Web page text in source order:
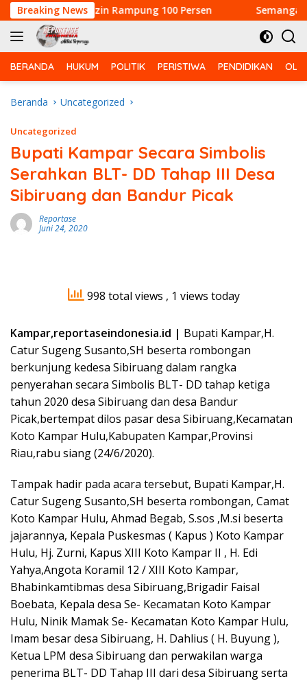
Langsung
ke
konten
Breaking News
Alfaizin Rampung 100 Persen Semangat Gotong-
BERANDA HUKUM POLITIK PERISTIWA PENDIDIKAN
Beranda Uncategorized
Uncategorized
Bupati Kampar Secara Simbolis
Serahkan BLT- DD Tahap III Desa
Sibiruang dan Bandur Picak
Reportase
Juni 24, 2020
998 total views , 1 views today
Kampar,reportaseindonesia.id | Bupati Kampar,H.
Catur Sugeng Susanto,SH beserta rombongan
berkunjung kedesa Sibiruang dalam rangka
penyerahan secara Simbolis BLT- DD tahap ketiga
tahun 2020 desa Sibiruang dan desa Bandur
Picak,bertempat dilos pasar desa Sibiruang,Kecamatan
Koto Kampar Hulu,Kabupaten Kampar,Provinsi
Riau,rabu siang (24/6/2020).
Tampak hadir pada acara tersebut, Bupati Kampar,H.
Catur Sugeng Susanto,SH beserta rombongan, Camat
Koto Kampar Hulu, Ahmad Begab, S.sos ,M.si beserta
jajarannya, Kepala Puskesmas ( Kapus ) Koto Kampar
Hulu, Hj. Zurni, Kapus XIII Koto Kampar II , H. Edi
Yahya,Angota Koramil 12 / XIII Koto Kampar,
Bhabinkamtibmas desa Sibiruang,Brigadir Faisal
Boebata, Kepala desa Se- Kecamatan Koto Kampar
Hulu, Ninik Mamak Se- Kecamatan Koto Kampar Hulu,
Imam besar desa Sibiruang, H. Dahlius ( H. Buyung ),
Ketua LPM desa Sibiruang dan perwakilan warga
penerima BLT- DD Tahap III dari desa Sibiruang serta